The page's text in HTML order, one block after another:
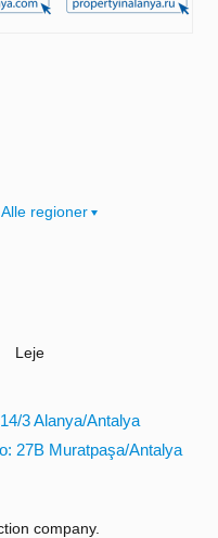
Alle regioner
Leje
3 Alanya/Antalya
27B Muratpaşa/Antalya
company.